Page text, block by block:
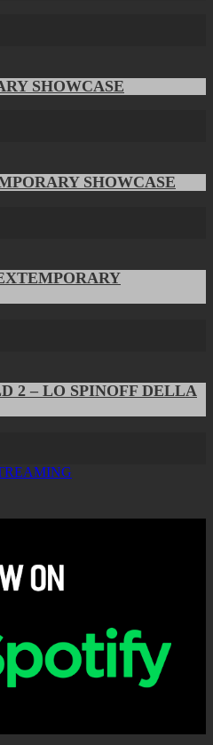
SHOWCASE
SHOWCASE
2 – LO SPINOFF DELLA